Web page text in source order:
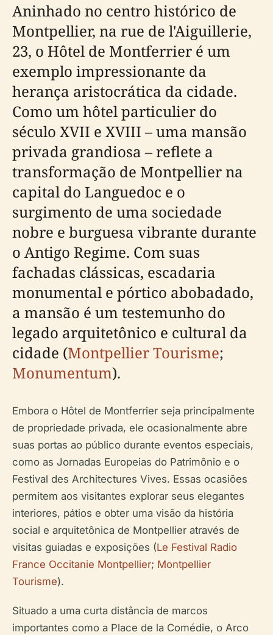
Aninhado no centro histórico de
Montpellier, na rue de l'Aiguillerie,
23, o Hôtel de Montferrier é um
exemplo impressionante da
herança aristocrática da cidade.
Como um hôtel particulier do
século XVII e XVIII – uma mansão
privada grandiosa – reflete a
transformação de Montpellier na
capital do Languedoc e o
surgimento de uma sociedade
nobre e burguesa vibrante durante
o Antigo Regime. Com suas
fachadas clássicas, escadaria
monumental e pórtico abobadado,
a mansão é um testemunho do
legado arquitetônico e cultural da
cidade (Montpellier Tourisme;
Monumentum).
Embora o Hôtel de Montferrier seja principalmente
de propriedade privada, ele ocasionalmente abre
suas portas ao público durante eventos especiais,
como as Jornadas Europeias do Patrimônio e o
Festival des Architectures Vives. Essas ocasiões
permitem aos visitantes explorar seus elegantes
interiores, pátios e obter uma visão da história
social e arquitetônica de Montpellier através de
visitas guiadas e exposições (Le Festival Radio
France Occitanie Montpellier; Montpellier
Tourisme).
Situado a uma curta distância de marcos
importantes como a Place de la Comédie, o Arco